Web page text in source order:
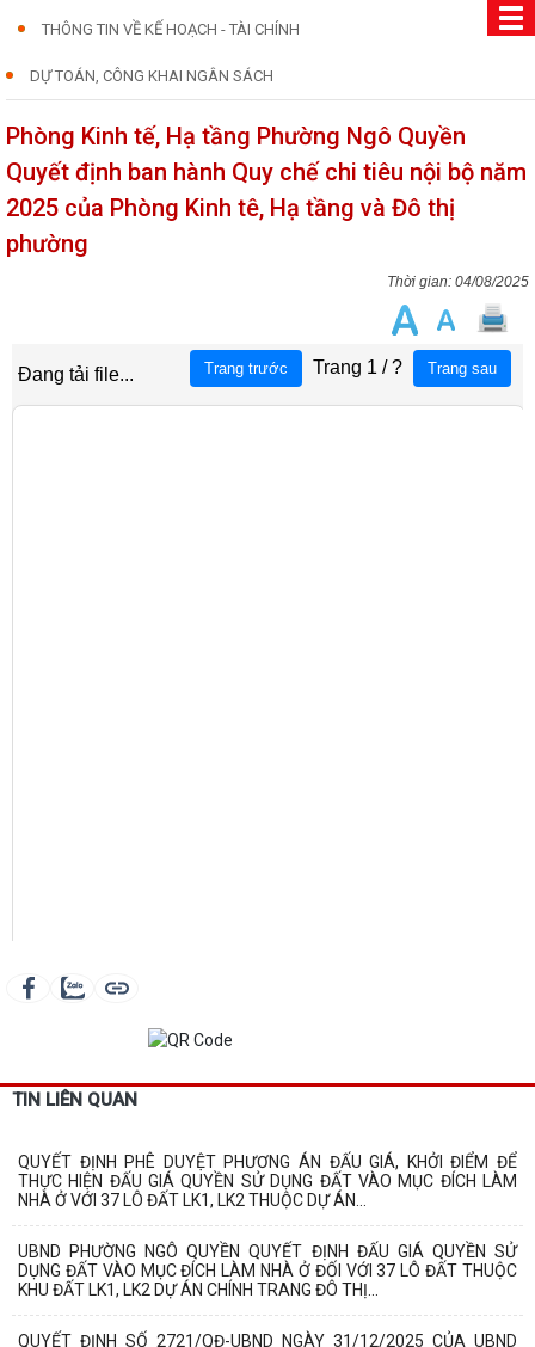
THÔNG TIN VỀ KẾ HOẠCH - TÀI CHÍNH
DỰ TOÁN, CÔNG KHAI NGÂN SÁCH
Phòng Kinh tế, Hạ tầng Phường Ngô Quyền
Quyết định ban hành Quy chế chi tiêu nội bộ năm
2025 của Phòng Kinh tê, Hạ tầng và Đô thị
phường
04/08/2025
TIN LIÊN QUAN
QUYẾT ĐỊNH PHÊ DUYỆT PHƯƠNG ÁN ĐẤU GIÁ, KHỞI ĐIỂM ĐỂ
THỰC HIỆN ĐẤU GIÁ QUYỀN SỬ DỤNG ĐẤT VÀO MỤC ĐÍCH LÀM
NHÀ Ở VỚI 37 LÔ ĐẤT LK1, LK2 THUỘC DỰ ÁN...
UBND PHƯỜNG NGÔ QUYỀN QUYẾT ĐỊNH ĐẤU GIÁ QUYỀN SỬ
DỤNG ĐẤT VÀO MỤC ĐÍCH LÀM NHÀ Ở ĐỐI VỚI 37 LÔ ĐẤT THUỘC
KHU ĐẤT LK1, LK2 DỰ ÁN CHÍNH TRANG ĐÔ THỊ...
QUYẾT ĐỊNH SỐ 2721/QĐ-UBND NGÀY 31/12/2025 CỦA UBND